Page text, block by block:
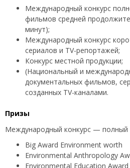
Международный конкурс
фильмов средней
минут);
Международный конкурс
сериалов и TV-репортажей;
Конкурс местной продукции;
(Национальный и
документальных фильмов,
созданных TV-каналами.
Призы
Международный конкурс — полный
Big Award Environment worth
Environmental Anthropology
Environmental Education Award